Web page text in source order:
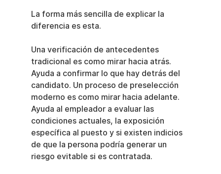
La forma más sencilla de explicar la
diferencia es esta.
Una verificación de antecedentes
tradicional es como mirar hacia atrás.
Ayuda a confirmar lo que hay detrás del
candidato. Un proceso de preselección
moderno es como mirar hacia adelante.
Ayuda al empleador a evaluar las
condiciones actuales, la exposición
específica al puesto y si existen indicios
de que la persona podría generar un
riesgo evitable si es contratada.